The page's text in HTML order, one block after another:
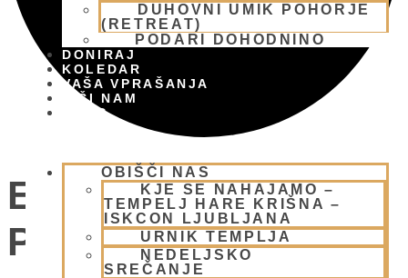
DUHOVNI UMIK POHORJE
(RETREAT)
PODARI DOHODNINO
DONIRAJ
KOLEDAR
VAŠA VPRAŠANJA
PIŠI NAM
BLOG
OBIŠČI NAS
KJE SE NAHAJAMO –
TEMPELJ HARE KRIŠNA –
ISKCON LJUBLJANA
URNIK TEMPLJA
NEDELJSKO
SREČANJE
EKOKARAVANA
PADAYATRA